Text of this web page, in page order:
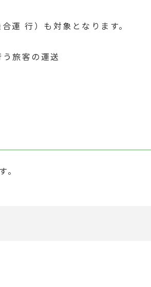
運 行）も対象となります。
旅客の運送